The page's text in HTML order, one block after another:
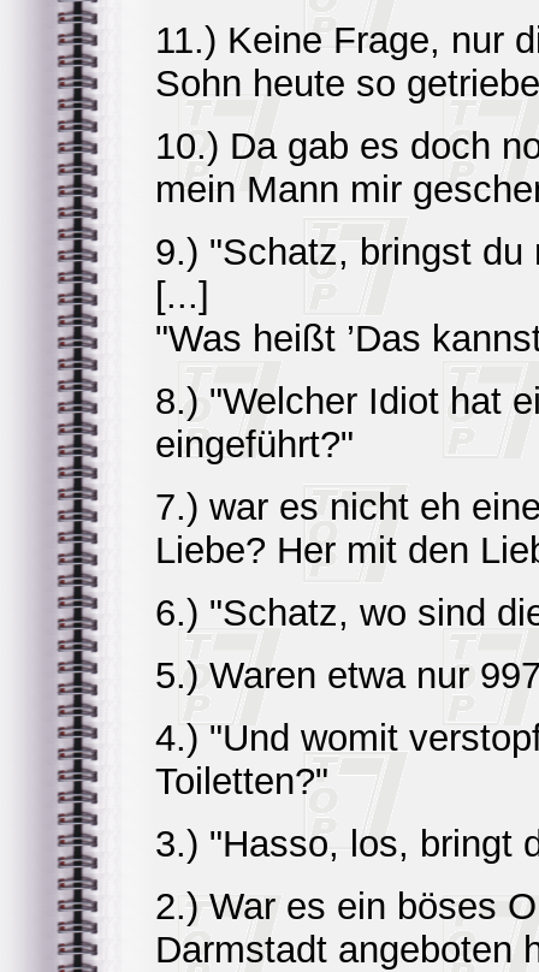
11.) Keine Frage, nur
Sohn heute so
10.) Da gab es doch
mein Mann mir
9.) "Schatz, bringst du
[...]
"Was heißt ’Das
8.) "Welcher Idiot hat
eingeführt?"
7.) war es nicht eh
Liebe? Her mit den
6.) "Schatz, wo sind
5.) Waren etwa nur
4.) "Und womit
Toiletten?"
3.) "Hasso, los, bringt
2.) War es ein böses
Darmstadt angeboten